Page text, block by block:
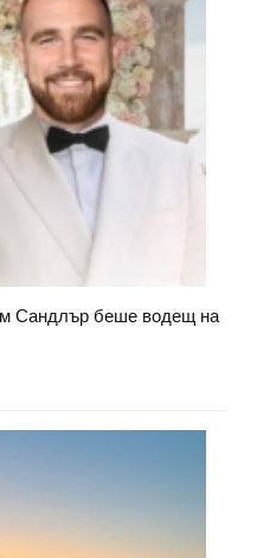
Сандлър беше водещ на